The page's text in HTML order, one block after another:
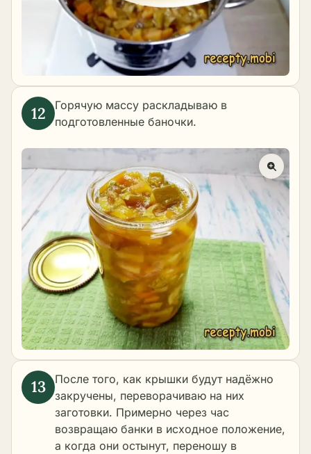
Горячую массу раскладываю в
подготовленные баночки.
После того, как крышки будут надёжно
закручены, переворачиваю на них
заготовки. Примерно через час
возвращаю банки в исходное положение,
а когда они остынут, переношу в